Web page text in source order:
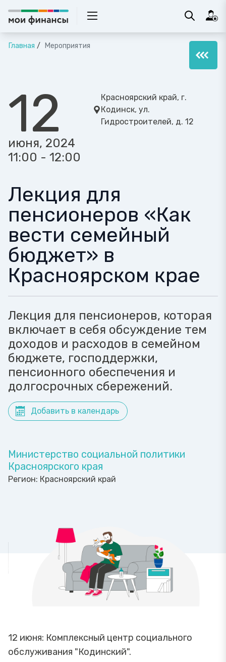
Главная Мероприятия
12
июня, 2024
11:00 - 12:00
Красноярский край, г.
Кодинск, ул.
Гидростроителей, д. 12
Лекция для
пенсионеров «Как
вести семейный
бюджет» в
Красноярском крае
Лекция для пенсионеров, которая
включает в себя обсуждение тем
доходов и расходов в семейном
бюджете, господдержки,
пенсионного обеспечения и
долгосрочных сбережений.
Добавить в календарь
Министерство социальной политики
Красноярского края
Регион: Красноярский край
12 июня: Комплексный центр социального
обслуживания "Кодинский".